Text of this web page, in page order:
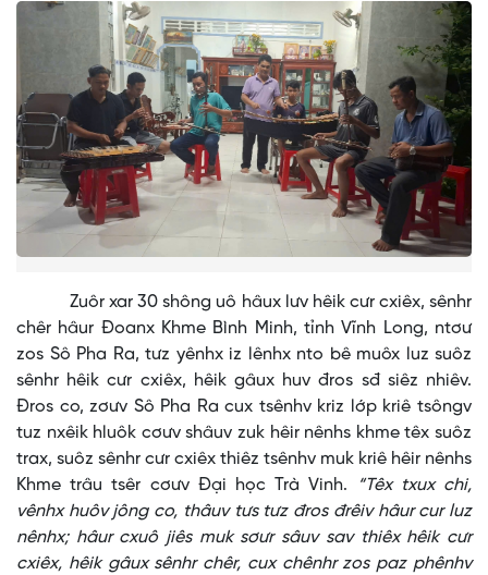
Zuôr xar 30 shông uô hâux lưv hêik cưr cxiêx, sênhr
chêr hâur Đoanx Khme Bình Minh, tỉnh Vĩnh Long, ntơư
zos Sô Pha Ra, tưz yênhx iz lênhx nto bê muôx luz suôz
sênhr hêik cưr cxiêx, hêik gâux huv đros sđ siêz nhiêv.
Đros co, zơưv Sô Pha Ra cux tsênhv kriz lớp kriê tsôngv
tuz nxêik hluôk cơưv shâuv zuk hêir nênhs khme têx suôz
trax, suôz sênhr cưr cxiêx thiêz tsênhv muk kriê hêir nênhs
Khme trâu tsêr cơưv Đại học Trà Vinh.
“Têx txux chi,
vênhx huôv jông co, thâuv tưs tưz đros đrêiv hâur cur luz
nênhx; hâur cxuô jiês muk sơưr sâuv sav thiêx hêik cưr
cxiêx, hêik gâux sênhr chêr, cux chênhr zos paz phênhv